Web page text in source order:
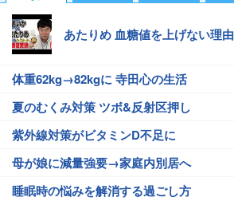
あたりめ 血糖値を上げない理由
体重62kg→82kgに 寺田心の生活
夏のむくみ対策 ツボ&反射区押し
紫外線対策がビタミンD不足に
母が娘に減量強要→家庭内別居へ
睡眠時の悩みを解消する過ごし方